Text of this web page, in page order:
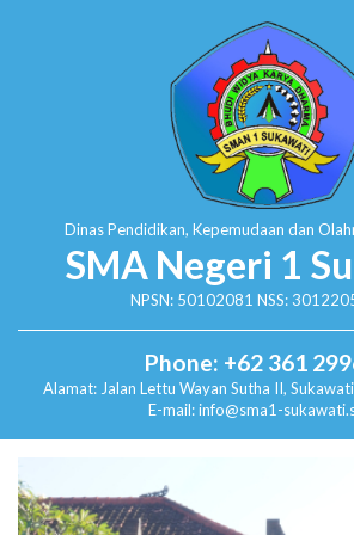
Dinas Pendidikan, Kepemudaan dan
SMA Negeri 1
NPSN: 50102081 NSS:
Phone: +62 361
Alamat: Jalan Lettu Wayan Sutha II, Sukawati
E-mail: info@sma1-